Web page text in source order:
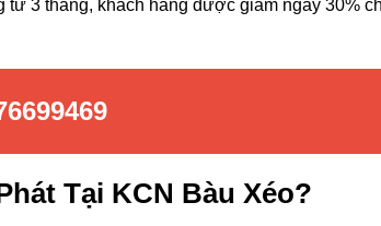
3 tháng, khách hàng được giảm ngay 30%
Tại KCN Bàu Xéo?